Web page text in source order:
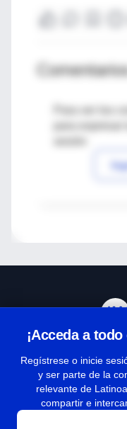
Para ver los
¡Acceda a
Regístrese o inicie
y ser parte de la
relevante de
compartir e
|
| Todos los